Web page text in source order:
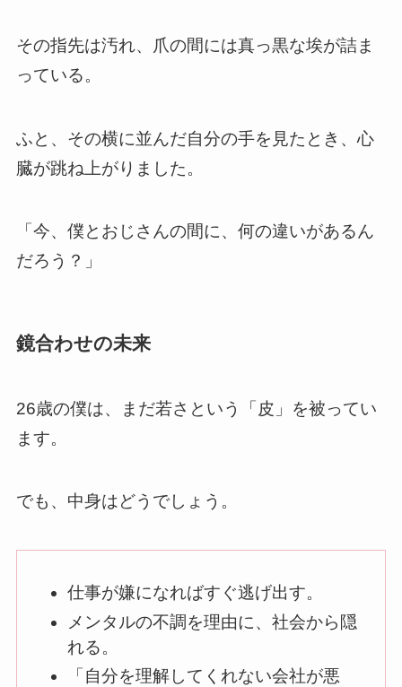
その指先は汚れ、爪の間には真っ黒な埃が詰ま
っている。
ふと、その横に並んだ自分の手を見たとき、心
臓が跳ね上がりました。
「今、僕とおじさんの間に、何の違いがあるん
だろう？」
鏡合わせの未来
26歳の僕は、まだ若さという「皮」を被ってい
ます。
でも、中身はどうでしょう。
仕事が嫌になればすぐ逃げ出す。
メンタルの不調を理由に、社会から隠
れる。
「自分を理解してくれない会社が悪